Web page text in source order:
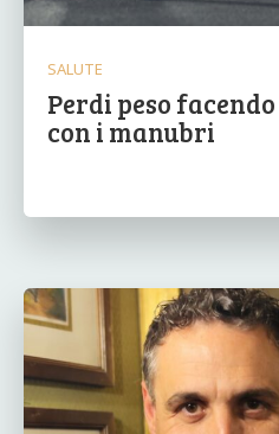
SALUTE
Perdi peso
con i manubri